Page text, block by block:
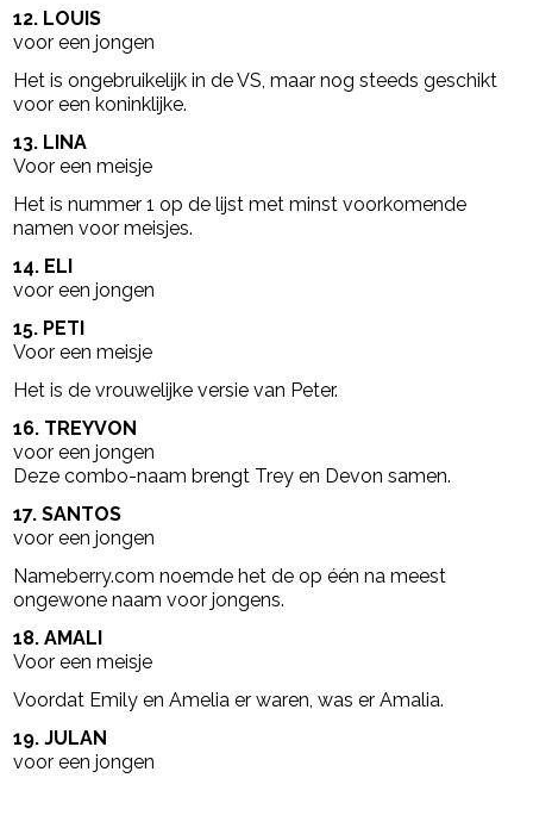
12. LOUIS
voor een jongen
Het is ongebruikelijk in de VS, maar nog steeds geschikt
voor een koninklijke.
13. LINA
Voor een meisje
Het is nummer 1 op de lijst met minst voorkomende
namen voor meisjes.
14. ELI
voor een jongen
15. PETI
Voor een meisje
Het is de vrouwelijke versie van Peter.
16. TREYVON
voor een jongen
Deze combo-naam brengt Trey en Devon samen.
17. SANTOS
voor een jongen
Nameberry.com noemde het de op één na meest
ongewone naam voor jongens.
18. AMALI
Voor een meisje
Voordat Emily en Amelia er waren, was er Amalia.
19. JULAN
voor een jongen